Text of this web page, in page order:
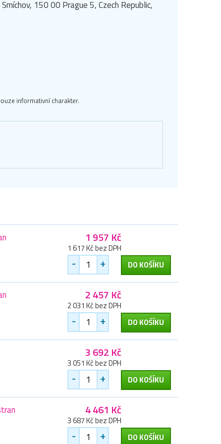
150 00 Prague 5, Czech Republic,
informativní charakter.
1 957 Kč
1 617 Kč bez DPH
- + DO KOŠÍKU
2 457 Kč
2 031 Kč bez DPH
- + DO KOŠÍKU
3 692 Kč
3 051 Kč bez DPH
- + DO KOŠÍKU
4 461 Kč
3 687 Kč bez DPH
- + DO KOŠÍKU